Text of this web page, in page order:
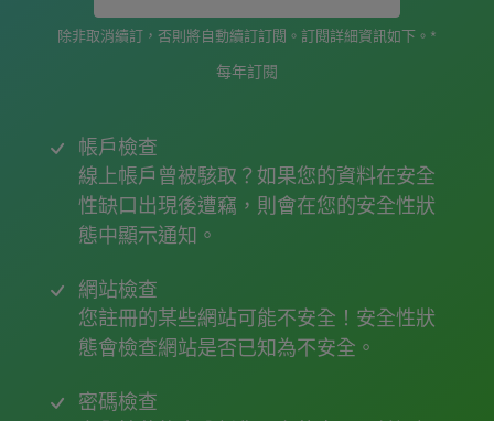
除非取消續訂，否則將自動續訂訂閱。訂閱詳細資訊如下。*
每年訂閱
帳戶檢查
線上帳戶曾被駭取？如果您的資料在安全
性缺口出現後遭竊，則會在您的安全性狀
態中顯示通知。
網站檢查
您註冊的某些網站可能不安全！安全性狀
態會檢查網站是否已知為不安全。
密碼檢查